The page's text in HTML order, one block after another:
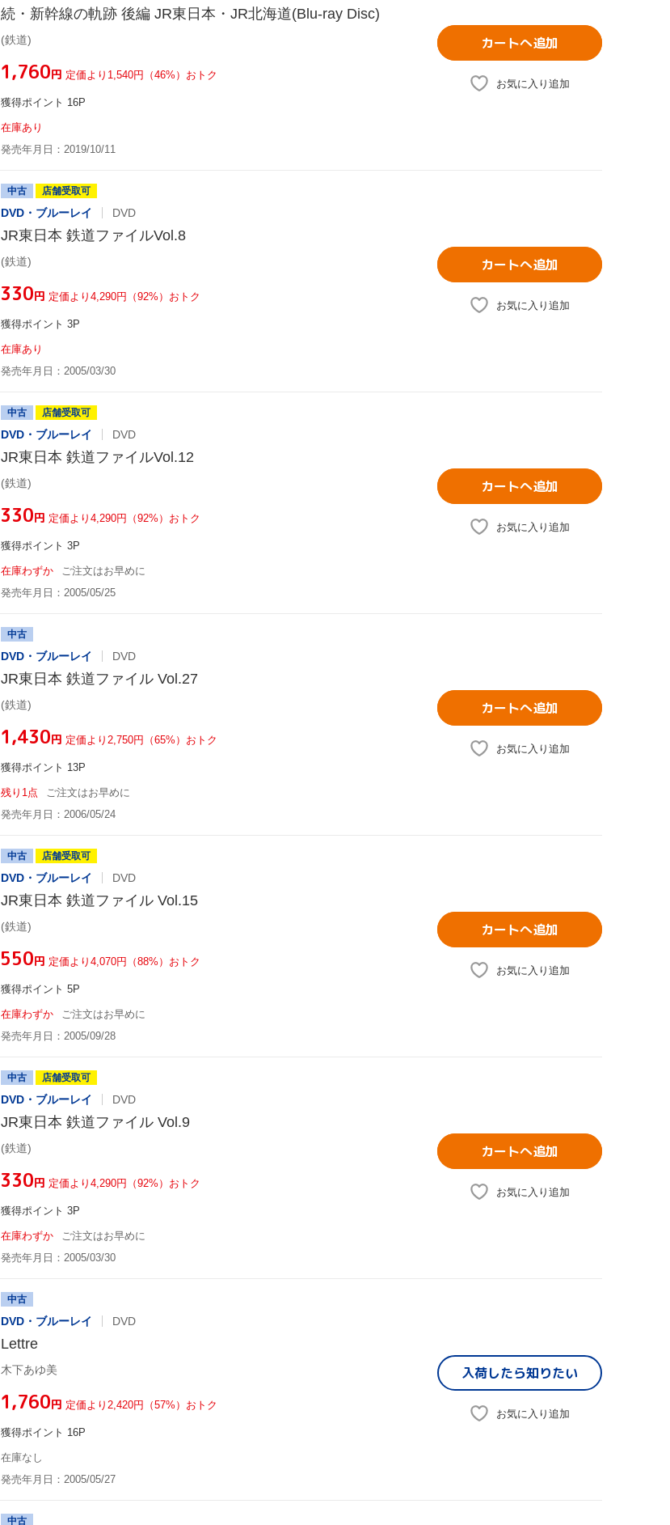
続・新幹線の軌跡 後編 JR東日本・JR北海道(Blu-ray Disc)
(鉄道)
¥1,760円 定価より1,540円（46%）おトク
獲得ポイント 16P
在庫あり
発売年月日：2019/10/11
カートへ追加
お気に入り追加
中古 店舗受取可
DVD・ブルーレイ DVD
JR東日本 鉄道ファイルVol.8
(鉄道)
¥330円 定価より4,290円（92%）おトク
獲得ポイント 3P
在庫あり
発売年月日：2005/03/30
カートへ追加
お気に入り追加
中古 店舗受取可
DVD・ブルーレイ DVD
JR東日本 鉄道ファイルVol.12
(鉄道)
¥330円 定価より4,290円（92%）おトク
獲得ポイント 3P
在庫わずか
ご注文はお早めに
発売年月日：2005/05/25
カートへ追加
お気に入り追加
中古
DVD・ブルーレイ DVD
JR東日本 鉄道ファイル Vol.27
(鉄道)
¥1,430円 定価より2,750円（65%）おトク
獲得ポイント 13P
残り1点
ご注文はお早めに
発売年月日：2006/05/24
カートへ追加
お気に入り追加
中古 店舗受取可
DVD・ブルーレイ DVD
JR東日本 鉄道ファイル Vol.15
(鉄道)
¥550円 定価より4,070円（88%）おトク
獲得ポイント 5P
在庫わずか
ご注文はお早めに
発売年月日：2005/09/28
カートへ追加
お気に入り追加
中古 店舗受取可
DVD・ブルーレイ DVD
JR東日本 鉄道ファイル Vol.9
(鉄道)
¥330円 定価より4,290円（92%）おトク
獲得ポイント 3P
在庫わずか
ご注文はお早めに
発売年月日：2005/03/30
カートへ追加
お気に入り追加
中古
DVD・ブルーレイ DVD
Lettre
木下あゆ美
¥1,760円 定価より2,420円（57%）おトク
獲得ポイント 16P
在庫なし
発売年月日：2005/05/27
入荷したら知りたい
お気に入り追加
中古